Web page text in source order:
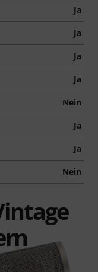
Ja
Ja
Ja
Ja
Nein
Ja
Ja
Nein